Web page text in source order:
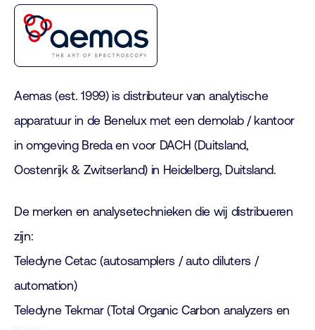
Aemas (est. 1999) is distributeur van analytische
apparatuur in de Benelux met een demolab / kantoor
in omgeving Breda en voor DACH (Duitsland,
Oostenrijk & Zwitserland) in Heidelberg, Duitsland.
De merken en analysetechnieken die wij distribueren
zijn:
Teledyne Cetac (autosamplers / auto diluters /
automation)
Teledyne Tekmar (Total Organic Carbon analyzers en